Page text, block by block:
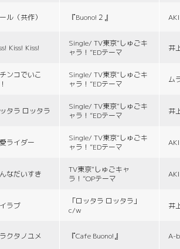
ル（共作） 『Buono!２』
Kiss! Kiss!
Single/ TV東京“しゅごキ
ャラ！”EDテーマ
井
ンコでいこ
Single/ TV東京“しゅごキ
ャラ！”EDテーマ
ム
タラ ロッタラ
Single/ TV東京“しゅごキ
ャラ！”EDテーマ
井
ライダー
Single/ TV東京“しゅごキ
ャラ！”EDテーマ
なだいすき
TV東京“しゅごキャ
ラ！”OPテーマ
ラブ
「ロッタラ ロッタラ」
c/w
井
クタノユメ 『Cafe Buono!』 A-